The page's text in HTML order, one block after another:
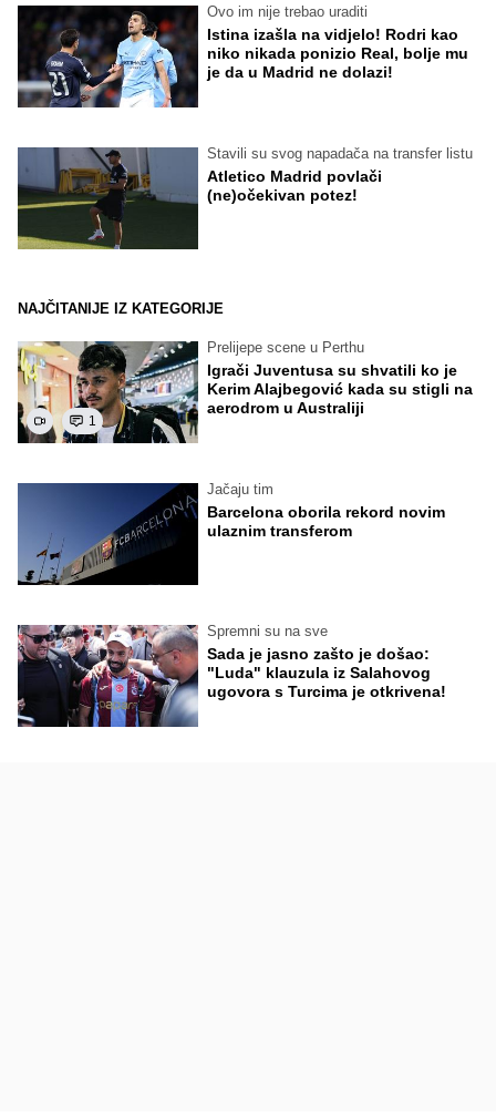
Ovo im nije trebao uraditi
Istina izašla na vidjelo! Rodri kao
niko nikada ponizio Real, bolje mu
je da u Madrid ne dolazi!
Stavili su svog napadača na transfer listu
Atletico Madrid povlači
(ne)očekivan potez!
NAJČITANIJE IZ KATEGORIJE
1
Prelijepe scene u Perthu
Igrači Juventusa su shvatili ko je
Kerim Alajbegović kada su stigli na
aerodrom u Australiji
Jačaju tim
Barcelona oborila rekord novim
ulaznim transferom
Spremni su na sve
Sada je jasno zašto je došao:
"Luda" klauzula iz Salahovog
ugovora s Turcima je otkrivena!